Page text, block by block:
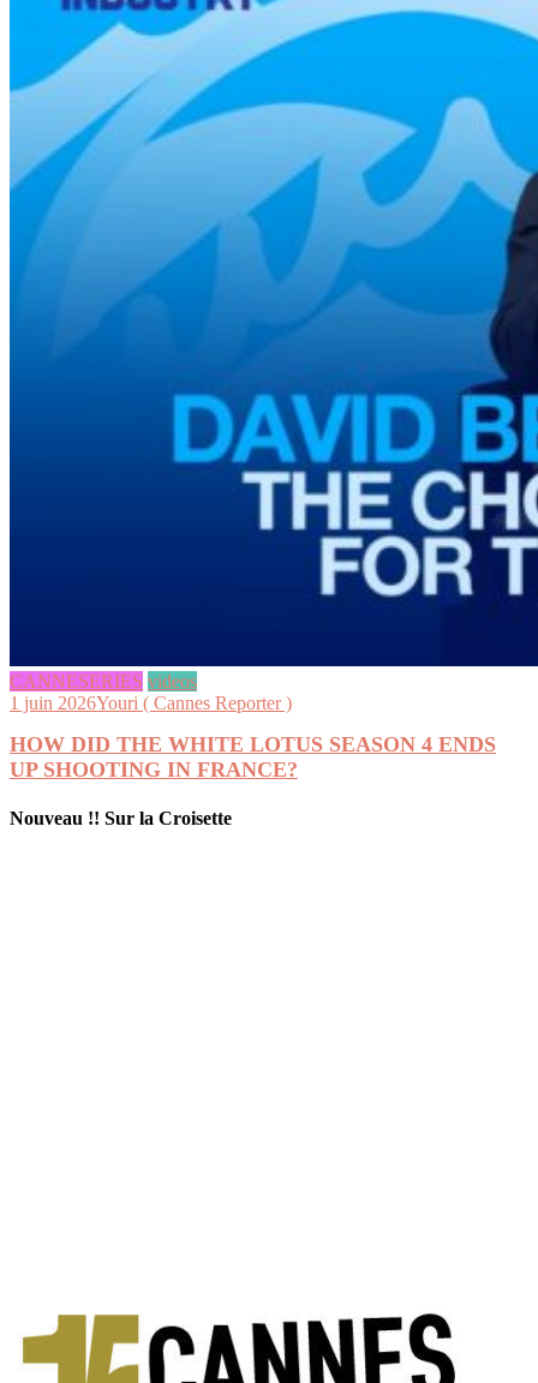
CANNESERIES videos
1 juin 2026Youri ( Cannes Reporter )
HOW DID THE WHITE LOTUS SEASON 4 ENDS
UP SHOOTING IN FRANCE?
Nouveau !! Sur la Croisette